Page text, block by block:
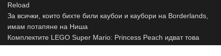
Reload
За всички, които бихте били каубои и каубори на Borderlands,
имам потапяне на Ниша
Комплектите LEGO Super Mario: Princess Peach идват това